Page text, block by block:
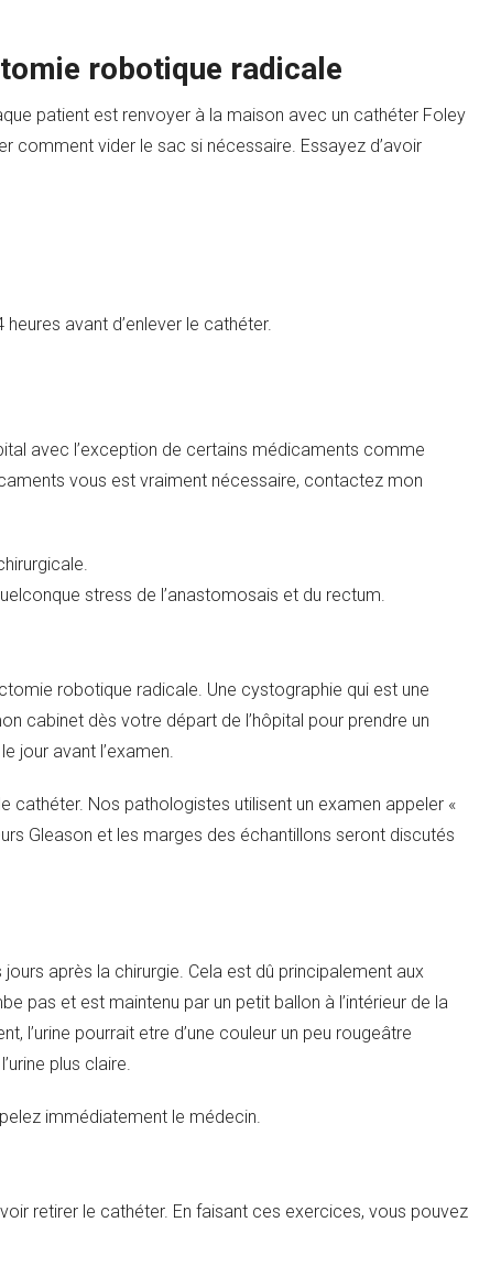
robotique radicale
patient est renvoyer à la maison avec un cathéter Foley
comment vider le sac si nécessaire. Essayez d’avoir
avant d’enlever le cathéter.
avec l’exception de certains médicaments comme
vous est vraiment nécessaire, contactez mon
stress de l’anastomosais et du rectum.
robotique radicale. Une cystographie qui est une
cabinet dès votre départ de l’hôpital pour prendre un
jour avant l’examen.
cathéter. Nos pathologistes utilisent un examen appeler «
Gleason et les marges des échantillons seront discutés
après la chirurgie. Cela est dû principalement aux
pas et est maintenu par un petit ballon à l’intérieur de la
l’urine pourrait etre d’une couleur un peu rougeâtre
plus claire.
immédiatement le médecin.
retirer le cathéter. En faisant ces exercices, vous pouvez